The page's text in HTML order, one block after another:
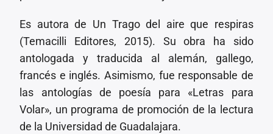
Es autora de Un Trago del aire que respiras
(Temacilli Editores, 2015). Su obra ha sido
antologada y traducida al alemán, gallego,
francés e inglés. Asimismo, fue responsable de
las antologías de poesía para «Letras para
Volar», un programa de promoción de la lectura
de la Universidad de Guadalajara.